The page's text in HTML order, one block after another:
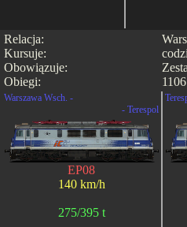
Relacja:
Kursuje:
Obowiązuje:
Obiegi:
Warszawa Wsch. -
- Terespol
EP08
140 km/h
275/395 t